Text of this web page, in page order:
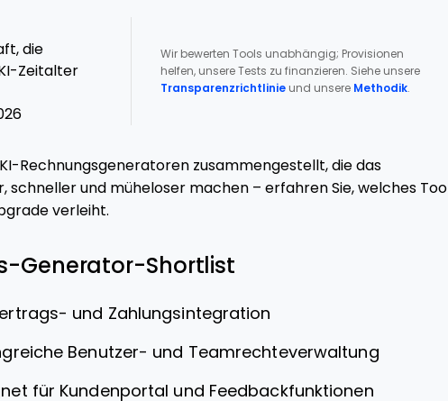
die
Zeitalter
Wir bewerten Tools unabhängig; Provisionen
helfen, unsere Tests zu finanzieren. Siehe unsere
Transparenzrichtlinieund unsere Methodik.
Rechnungsgeneratoren zusammengestellt, die das
schneller und müheloser machen – erfahren Sie, welches Tool
verleiht.
Generator-Shortlist
und Zahlungsintegration
Benutzer- und Teamrechteverwaltung
für Kundenportal und Feedbackfunktionen